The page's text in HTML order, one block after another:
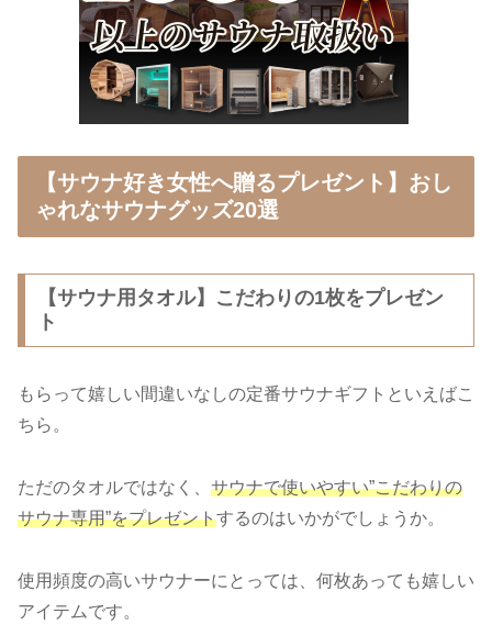
【サウナ好き女性へ贈るプレゼント】おし
ゃれなサウナグッズ20選
【サウナ用タオル】こだわりの1枚をプレゼン
ト
もらって嬉しい間違いなしの定番サウナギフトといえばこ
ちら。
ただのタオルではなく、 サウナで使いやすい”こだわりの
サウナ専用”をプレゼントするのはいかがでしょうか。
使用頻度の高いサウナーにとっては、何枚あっても嬉しい
アイテムです。